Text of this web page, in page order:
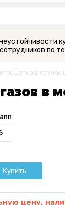
по
решетка в случае
в
цену,